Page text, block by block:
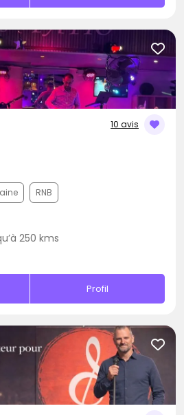
10 avis
RNB
250 kms
Profil